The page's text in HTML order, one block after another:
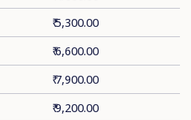
₹ 5,300.00
₹ 6,600.00
₹ 7,900.00
₹ 9,200.00